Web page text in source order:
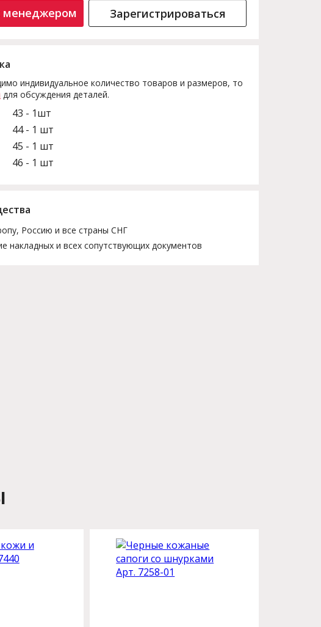
менеджером Зарегистрироваться
индивидуальное количество товаров и размеров, то
для обсуждения деталей.
43 - 1шт
44 - 1 шт
45 - 1 шт
46 - 1 шт
Россию и все страны СНГ
накладных и всех сопутствующих документов